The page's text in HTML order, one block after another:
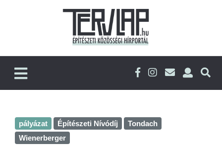
pályázat Építészeti Nívódíj
Tondach
Wienerberger